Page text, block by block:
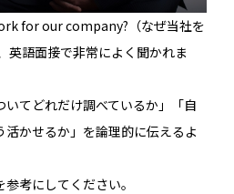
for our company?（なぜ当社を
英語面接で非常によく聞かれま
いてどれだけ調べているか」「自
かせるか」を論理的に伝えるよ
考にしてください。